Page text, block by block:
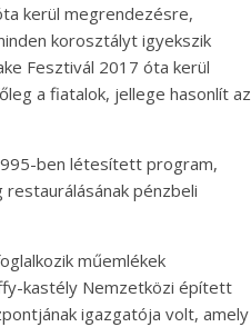
kerül megrendezésre,
korosztályt igyekszik
Fesztivál 2017 óta kerül
a fiatalok, jellege hasonlít az
ben létesített program,
pénzbeli
műemlékek
kastély Nemzetközi épített
igazgatója volt, amely